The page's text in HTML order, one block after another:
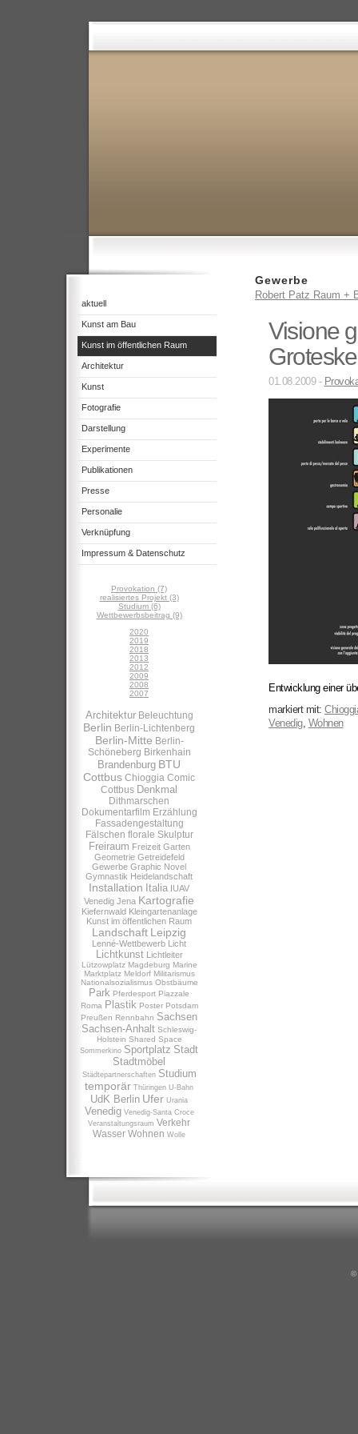
aktuell
Kunst am Bau
Kunst im öffentlichen Raum
Architektur
Kunst
Fotografie
Darstellung
Experimente
Publikationen
Presse
Personalie
Verknüpfung
Impressum & Datenschutz
Provokation (7)
realisiertes Projekt (3)
Studium (6)
Wettbewerbsbeitrag (9)
2020
2019
2018
2013
2012
2009
2008
2007
Architektur Beleuchtung
Berlin Berlin-Lichtenberg
Berlin-Mitte Berlin-
Schöneberg Birkenhain
Brandenburg BTU
Cottbus Chioggia Comic
Cottbus Denkmal
Dithmarschen
Dokumentarfilm Erzählung
Fassadengestaltung
Fälschen florale Skulptur
Freiraum Freizeit Garten
Geometrie Getreidefeld
Gewerbe Graphic Novel
Gymnastik Heidelandschaft
Installation Italia IUAV
Venedig Jena Kartografie
Kiefernwald Kleingartenanlage
Kunst im öffentlichen Raum
Landschaft Leipzig
Lenné-Wettbewerb Licht
Lichtkunst Lichtleiter
Lützowplatz Magdeburg Marine
Marktplatz Meldorf Militarismus
Nationalsozialismus Obstbäume
Park Pferdesport Piazzale
Roma Plastik Poster Potsdam
Preußen Rennbahn Sachsen
Sachsen-Anhalt Schleswig-
Holstein Shared Space
Sommerkino Sportplatz Stadt
Stadtmöbel
Städtepartnerschaften Studium
temporär Thüringen U-Bahn
UdK Berlin Ufer Urania
Venedig Venedig-Santa Croce
Veranstaltungsraum Verkehr
Wasser Wohnen Wolle
Gewerbe
Robert Patz Raum +
Visione
Groteske
01.08.2009 -
Entwicklung einer
markiert mit:
Venedig, Wohnen
©